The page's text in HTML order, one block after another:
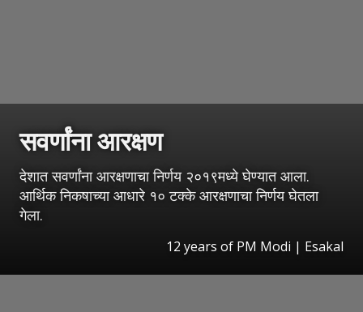
सवर्णांना आरक्षण
देशात सवर्णांना आरक्षणाचा निर्णय २०१९मध्ये घेण्यात आला.
आर्थिक निकषाच्या आधारे १० टक्के आरक्षणाचा निर्णय घेतला
गेला.
12 years of PM Modi | Esakal